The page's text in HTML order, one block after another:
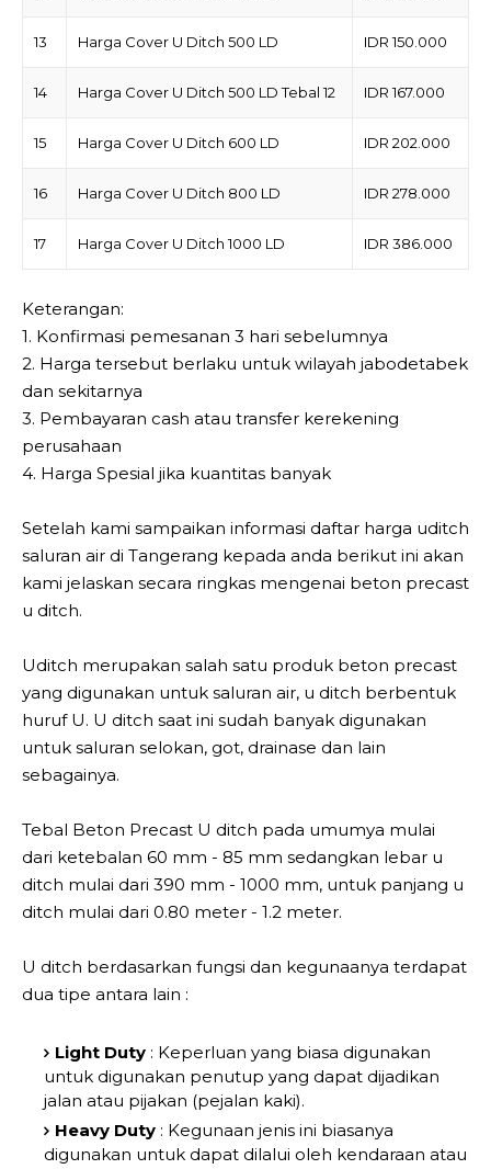
13 Harga Cover U Ditch 500 LD IDR 150.000
14 Harga Cover U Ditch 500 LD Tebal 12 IDR 167.000
15 Harga Cover U Ditch 600 LD IDR 202.000
16 Harga Cover U Ditch 800 LD IDR 278.000
17 Harga Cover U Ditch 1000 LD IDR 386.000
Keterangan:
1. Konfirmasi pemesanan 3 hari sebelumnya
2. Harga tersebut berlaku untuk wilayah jabodetabek
dan sekitarnya
3. Pembayaran cash atau transfer kerekening
perusahaan
4. Harga Spesial jika kuantitas banyak
Setelah kami sampaikan informasi daftar harga uditch
saluran air di Tangerang kepada anda berikut ini akan
kami jelaskan secara ringkas mengenai beton precast
u ditch.
Uditch merupakan salah satu produk beton precast
yang digunakan untuk saluran air, u ditch berbentuk
huruf U. U ditch saat ini sudah banyak digunakan
untuk saluran selokan, got, drainase dan lain
sebagainya.
Tebal Beton Precast U ditch pada umumya mulai
dari ketebalan 60 mm - 85 mm sedangkan lebar u
ditch mulai dari 390 mm - 1000 mm, untuk panjang u
ditch mulai dari 0.80 meter - 1.2 meter.
U ditch berdasarkan fungsi dan kegunaanya terdapat
dua tipe antara lain :
Light Duty : Keperluan yang biasa digunakan
untuk digunakan penutup yang dapat dijadikan
jalan atau pijakan (pejalan kaki).
Heavy Duty : Kegunaan jenis ini biasanya
digunakan untuk dapat dilalui oleh kendaraan atau